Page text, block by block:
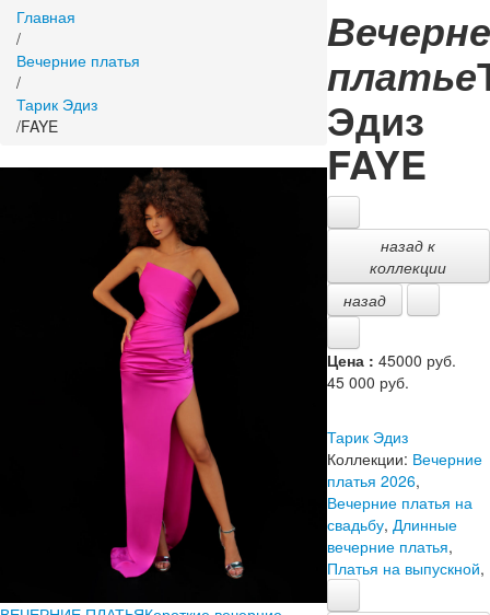
Главная
/
Вечерние платья
/
Тарик Эдиз
/FAYE
платье
Эдиз
FAYE
назад к
коллекции
назад
Цена : 45000 руб.
45 000 руб.
Тарик Эдиз
Коллекции: Вечерние
платья 2026,
Вечерние платья на
свадьбу, Длинные
вечерние платья,
Платья на выпускной,